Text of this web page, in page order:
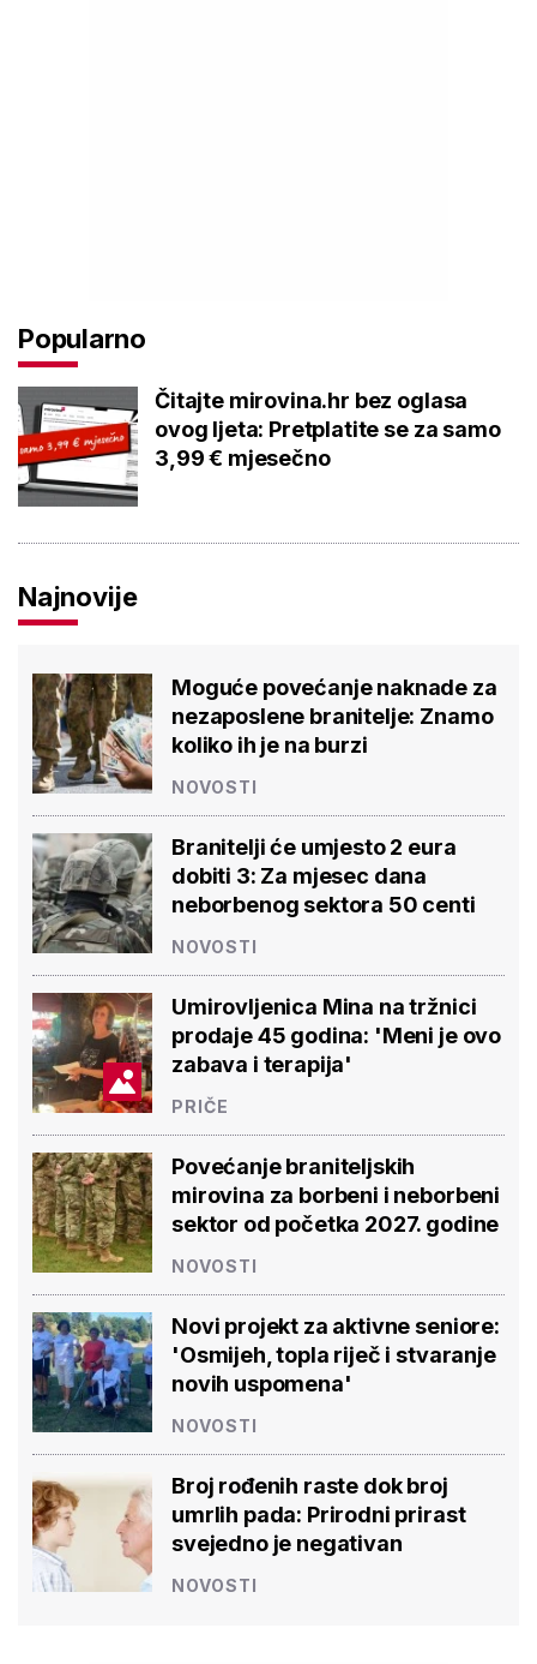
Popularno
Čitajte mirovina.hr bez oglasa
ovog ljeta: Pretplatite se za samo
3,99 € mjesečno
Najnovije
Moguće povećanje naknade za
nezaposlene branitelje: Znamo
koliko ih je na burzi
NOVOSTI
Branitelji će umjesto 2 eura
dobiti 3: Za mjesec dana
neborbenog sektora 50 centi
NOVOSTI
Umirovljenica Mina na tržnici
prodaje 45 godina: 'Meni je ovo
zabava i terapija'
PRIČE
Povećanje braniteljskih
mirovina za borbeni i neborbeni
sektor od početka 2027. godine
NOVOSTI
Novi projekt za aktivne seniore:
'Osmijeh, topla riječ i stvaranje
novih uspomena'
NOVOSTI
Broj rođenih raste dok broj
umrlih pada: Prirodni prirast
svejedno je negativan
NOVOSTI